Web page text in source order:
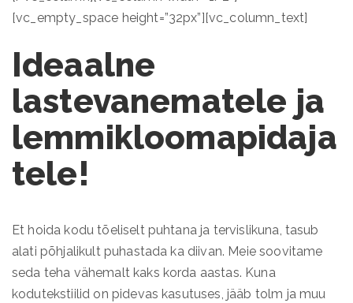
[vc_empty_space height=”32px”][vc_column_text]
Ideaalne
lastevanematele ja
lemmikloomapidaja
tele!
Et hoida kodu tõeliselt puhtana ja tervislikuna, tasub
alati põhjalikult puhastada ka diivan. Meie soovitame
seda teha vähemalt kaks korda aastas. Kuna
kodutekstiilid on pidevas kasutuses, jääb tolm ja muu